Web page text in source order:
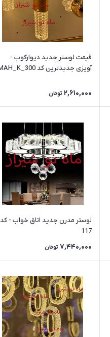
قیمت لوستر جدید دیوارکوب -
آویزی جدیدترین کد MAH_K_300
2,610,000 تومان
لوستر مدرن جدید اتاق خواب - کد
117
7,440,000 تومان